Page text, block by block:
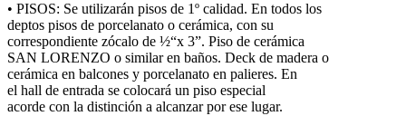
• PISOS: Se utilizarán pisos de 1º calidad. En todos los
deptos pisos de porcelanato o cerámica, con su
correspondiente zócalo de ½“x 3”. Piso de cerámica
SAN LORENZO o similar en baños. Deck de madera o
cerámica en balcones y porcelanato en palieres. En
el hall de entrada se colocará un piso especial
acorde con la distinción a alcanzar por ese lugar.